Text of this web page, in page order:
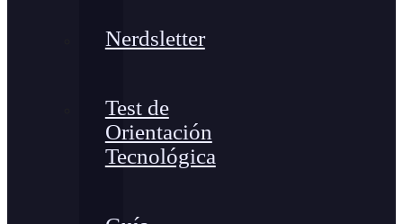
Nerdsletter
Test de
Orientación
Tecnológica